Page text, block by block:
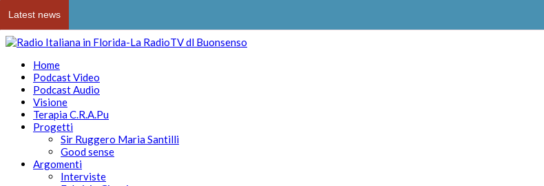
Latest news
Home
Podcast Video
Podcast Audio
Visione
Terapia C.R.A.Pu
Progetti
Sir Ruggero Maria Santilli
Good sense
Argomenti
Interviste